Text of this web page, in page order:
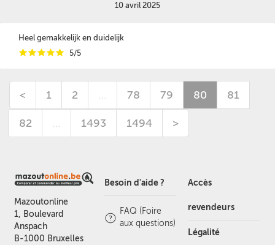
10 avril 2025
Heel gemakkelijk en duidelijk
iiiii 5/5
< 1 2 … 78 79 80 81
82 … 1493 1494 >
Mazoutonline
1, Boulevard
Anspach
B-1000 Bruxelles
Besoin d'aide ?
FAQ (Foire
aux questions)
Accès
revendeurs
Légalité